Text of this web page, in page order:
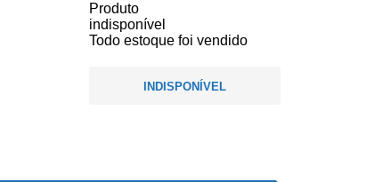
Produto
indisponível
Todo estoque foi vendido
INDISPONÍVEL